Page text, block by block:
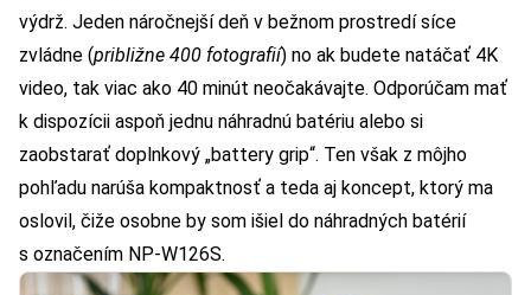
výdrž. Jeden náročnejší deň v bežnom prostredí síce
zvládne (približne 400 fotografií) no ak budete natáčať 4K
video, tak viac ako 40 minút neočakávajte. Odporúčam mať
k dispozícii aspoň jednu náhradnú batériu alebo si
zaobstarať doplnkový „battery grip“. Ten však z môjho
pohľadu narúša kompaktnosť a teda aj koncept, ktorý ma
oslovil, čiže osobne by som išiel do náhradných batérií
s označením NP-W126S.